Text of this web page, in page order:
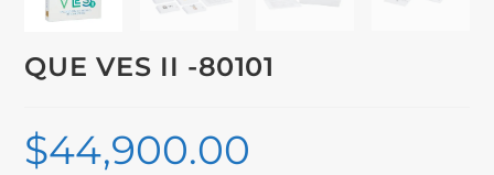
QUE VES II -80101
$44,900.00